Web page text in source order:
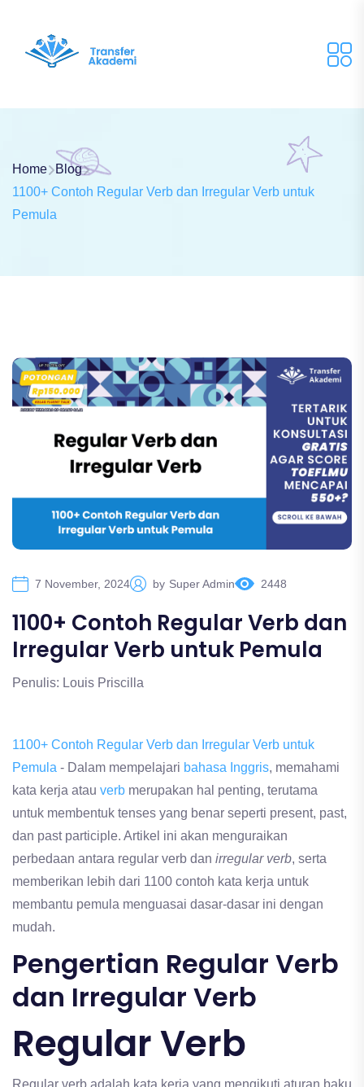
Home
Blog
1100+ Contoh Regular Verb dan Irregular Verb untuk
Pemula
7 November, 2024 by Super Admin 2448
1100+ Contoh Regular Verb dan
Irregular Verb untuk Pemula
Penulis: Louis Priscilla
1100+ Contoh Regular Verb dan Irregular Verb untuk
Pemula - Dalam mempelajari bahasa Inggris, memahami
kata kerja atau verb merupakan hal penting, terutama
untuk membentuk tenses yang benar seperti present, past,
dan past participle. Artikel ini akan menguraikan
perbedaan antara regular verb dan irregular verb, serta
memberikan lebih dari 1100 contoh kata kerja untuk
membantu pemula menguasai dasar-dasar ini dengan
mudah.
Pengertian Regular Verb
dan Irregular Verb
Regular Verb
Regular verb adalah kata kerja yang mengikuti aturan baku